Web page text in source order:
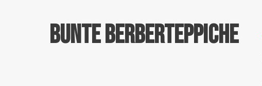
Bunte Berberteppiche